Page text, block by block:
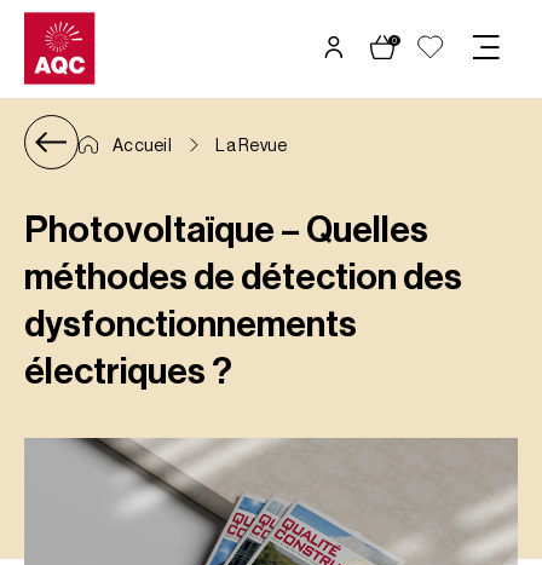
Panneau de gestion des cookies
0
Accueil La Revue
Photovoltaïque – Quelles
méthodes de détection des
dysfonctionnements
électriques ?